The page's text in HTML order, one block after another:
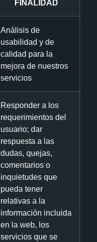
FINALIDAD
Análisis de
usabilidad y de
calidad para la
mejora de nuestros
servicios
Responder a los
requerimientos del
usuario; dar
respuesta a las
dudas, quejas,
comentarios o
inquietudes que
pueda tener
relativas a la
información incluida
en la web, los
servicios que se